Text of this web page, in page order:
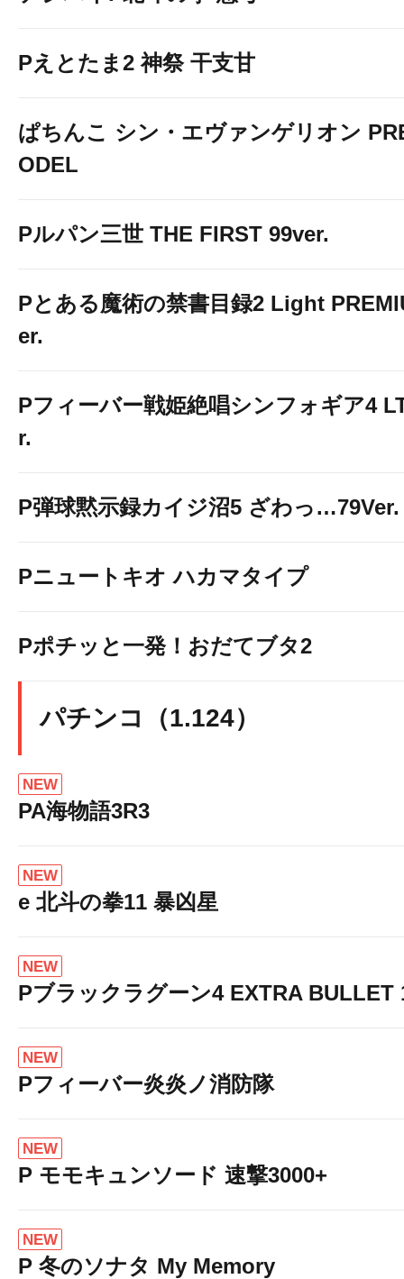
Pえとたま2 神祭 干支甘
ぱちんこ シン・エヴァンゲリオン
ODEL
Pルパン三世 THE FIRST 99ver.
Pとある魔術の禁書目録2 Light
er.
Pフィーバー戦姫絶唱シンフォギア4
r.
P弾球黙示録カイジ沼5 ざわっ…79Ver.
Pニュートキオ ハカマタイプ
Pポチッと一発！おだてブタ2
パチンコ（1.124）
NEW
PA海物語3R3
NEW
e 北斗の拳11 暴凶星
NEW
Pブラックラグーン4 EXTRA BULLET
NEW
Pフィーバー炎炎ノ消防隊
NEW
P モモキュンソード 速撃3000+
NEW
P 冬のソナタ My Memory